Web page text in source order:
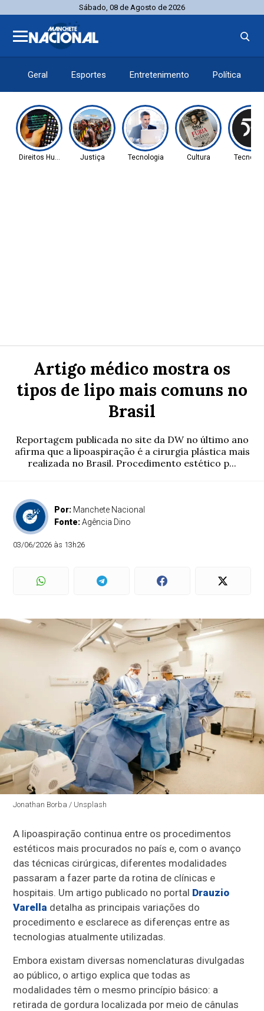
Sábado, 08 de Agosto de 2026
Geral Esportes Entretenimento Política
Direitos Humanos Justiça Tecnologia Cultura
Artigo médico mostra os
tipos de lipo mais comuns no
Brasil
Reportagem publicada no site da DW no último ano
afirma que a lipoaspiração é a cirurgia plástica mais
realizada no Brasil. Procedimento estético p...
Por: Manchete Nacional
Fonte:Agência Dino
03/06/2026 às 13h26
Jonathan Borba / Unsplash
A lipoaspiração continua entre os procedimentos
estéticos mais procurados no país e, com o avanço
das técnicas cirúrgicas, diferentes modalidades
passaram a fazer parte da rotina de clínicas e
hospitais. Um artigo publicado no portal Drauzio
Varella detalha as principais variações do
procedimento e esclarece as diferenças entre as
tecnologias atualmente utilizadas.
Embora existam diversas nomenclaturas divulgadas
ao público, o artigo explica que todas as
modalidades têm o mesmo princípio básico: a
retirada de gordura localizada por meio de cânulas